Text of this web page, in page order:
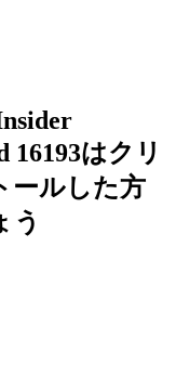
16193はクリ
ールした方
う